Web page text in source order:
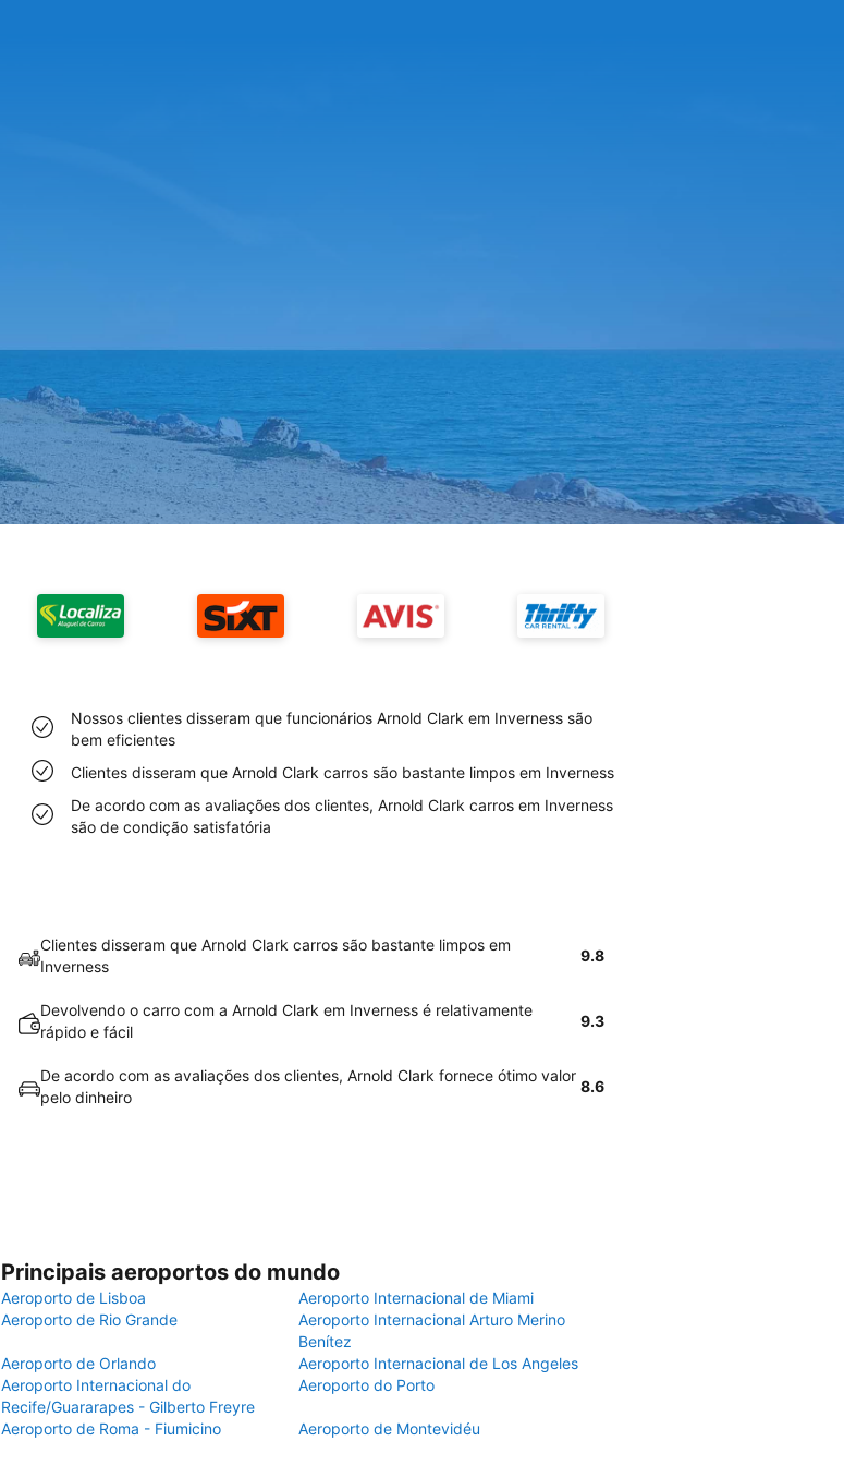
Nossos clientes disseram que funcionários Arnold Clark em Inverness são
bem eficientes
Clientes disseram que Arnold Clark carros são bastante limpos em Inverness
De acordo com as avaliações dos clientes, Arnold Clark carros em Inverness
são de condição satisfatória
Clientes disseram que Arnold Clark carros são bastante limpos em
Inverness
9.8
Devolvendo o carro com a Arnold Clark em Inverness é relativamente
rápido e fácil
9.3
De acordo com as avaliações dos clientes, Arnold Clark fornece ótimo valor
pelo dinheiro
8.6
Principais aeroportos do mundo
Aeroporto de Lisboa
Aeroporto Internacional de Miami
Aeroporto de Rio Grande
Aeroporto Internacional Arturo Merino
Benítez
Aeroporto de Orlando
Aeroporto Internacional de Los Angeles
Aeroporto Internacional do
Recife/Guararapes - Gilberto Freyre
Aeroporto do Porto
Aeroporto de Roma - Fiumicino Aeroporto de Montevidéu